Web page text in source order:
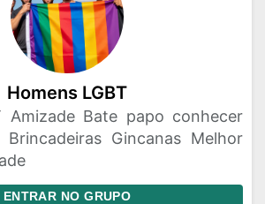
Homens LGBT
Amizade Bate papo conhecer
Gincanas Melhor
ENTRAR NO GRUPO